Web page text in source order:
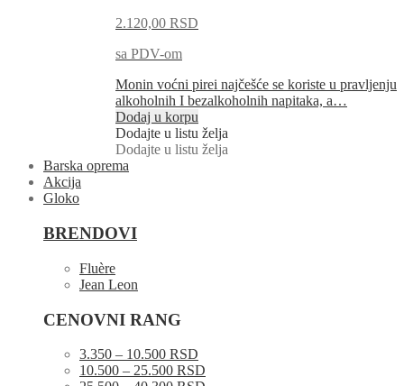
2.120,00 RSD
sa PDV-om
Monin voćni pirei najčešće se koriste u pravljenju
alkoholnih I bezalkoholnih napitaka, a…
Dodaj u korpu
Dodajte u listu želja
Dodajte u listu želja
Barska oprema
Akcija
Gloko
BRENDOVI
Fluère
Jean Leon
CENOVNI RANG
3.350 – 10.500 RSD
10.500 – 25.500 RSD